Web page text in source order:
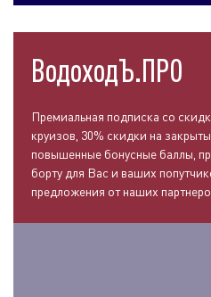
ВодоходЪ.ПРО
Премиальная подписка со
круизов, 30% скидки на
повышенные бонусные баллы,
борту для Вас и ваших
предложения от наших